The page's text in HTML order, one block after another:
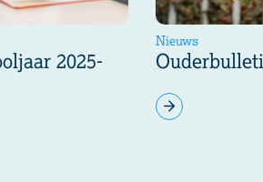
2025-
Nieuws